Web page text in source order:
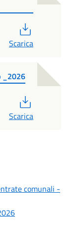
Scarica
_2026
Scarica
comunali -